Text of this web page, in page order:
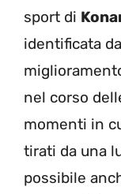
sport di
identificata
nel corso
momenti in
tirati da una
possibile